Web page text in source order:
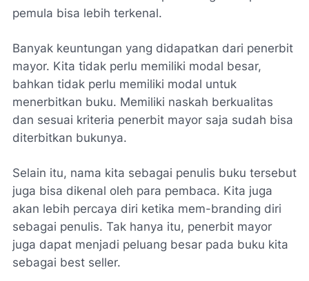
pemula bisa lebih terkenal.
Banyak keuntungan yang didapatkan dari penerbit
mayor. Kita tidak perlu memiliki modal besar,
bahkan tidak perlu memiliki modal untuk
menerbitkan buku. Memiliki naskah berkualitas
dan sesuai kriteria penerbit mayor saja sudah bisa
diterbitkan bukunya.
Selain itu, nama kita sebagai penulis buku tersebut
juga bisa dikenal oleh para pembaca. Kita juga
akan lebih percaya diri ketika mem-branding diri
sebagai penulis. Tak hanya itu, penerbit mayor
juga dapat menjadi peluang besar pada buku kita
sebagai best seller.